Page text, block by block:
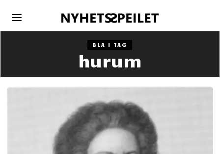
BLA I TAG
hurum